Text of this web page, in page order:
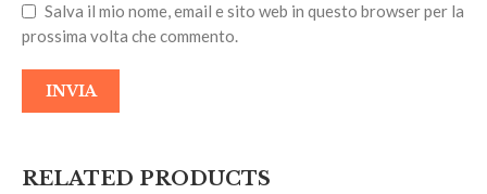
Salva il mio nome, email e sito web in questo browser per la
prossima volta che commento.
RELATED PRODUCTS